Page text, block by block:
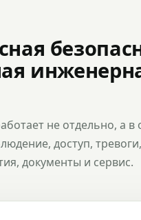
не отдельно, а
доступ, тревоги,
документы и сервис.